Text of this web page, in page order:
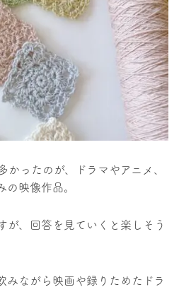
かったのが、ドラマやアニメ、
の映像作品。
が、回答を見ていくと楽しそう
みながら映画や録りためたドラ